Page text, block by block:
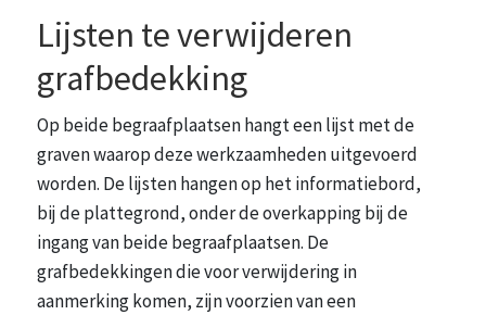
Lijsten te verwijderen
grafbedekking
Op beide begraafplaatsen hangt een lijst met de
graven waarop deze werkzaamheden uitgevoerd
worden. De lijsten hangen op het informatiebord,
bij de plattegrond, onder de overkapping bij de
ingang van beide begraafplaatsen. De
grafbedekkingen die voor verwijdering in
aanmerking komen, zijn voorzien van een